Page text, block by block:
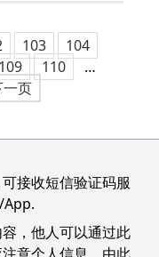
103
104
109 110
…
一页
接收短信验证码服
App.
，他人可以通过此
意个人信息，由此